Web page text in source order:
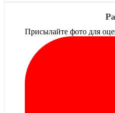
Присылайте фото для